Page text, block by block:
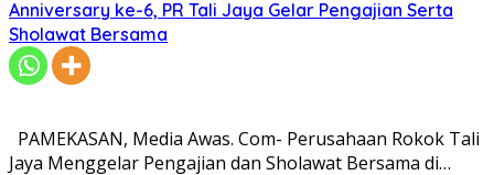
Anniversary ke-6, PR Tali Jaya Gelar Pengajian Serta
Sholawat Bersama
PAMEKASAN, Media Awas. Com- Perusahaan Rokok Tali
Jaya Menggelar Pengajian dan Sholawat Bersama di…